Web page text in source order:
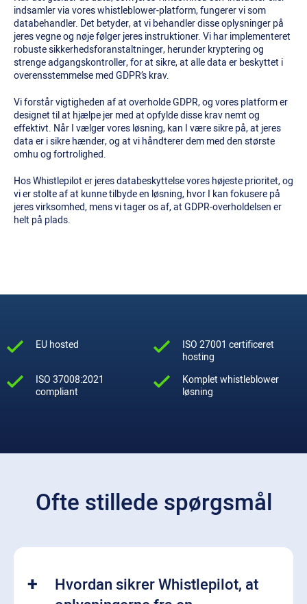
indsamler via vores whistleblower-platform, fungerer vi som
databehandler. Det betyder, at vi behandler disse oplysninger på
jeres vegne og nøje følger jeres instruktioner. Vi har implementeret
robuste sikkerhedsforanstaltninger, herunder kryptering og
strenge adgangskontroller, for at sikre, at alle data er beskyttet i
overensstemmelse med GDPR’s krav.
Vi forstår vigtigheden af at overholde GDPR, og vores platform er
designet til at hjælpe jer med at opfylde disse krav nemt og
effektivt. Når I vælger vores løsning, kan I være sikre på, at jeres
data er i sikre hænder, og at vi håndterer dem med den største
omhu og fortrolighed.
Hos Whistlepilot er jeres databeskyttelse vores højeste prioritet, og
vi er stolte af at kunne tilbyde en løsning, hvor I kan fokusere på
jeres virksomhed, mens vi tager os af, at GDPR-overholdelsen er
helt på plads.
EU hosted
ISO 27001 certificeret
hosting
ISO 37008:2021
compliant
Komplet whistleblower
løsning
Ofte stillede spørgsmål
Hvordan sikrer Whistlepilot, at